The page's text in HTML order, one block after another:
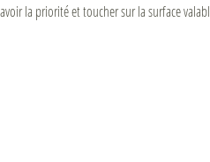
la priorité et toucher sur la surface